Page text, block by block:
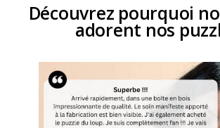
Découvrez pourquoi
adorent nos